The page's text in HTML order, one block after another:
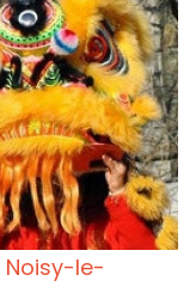
Noisy-le-